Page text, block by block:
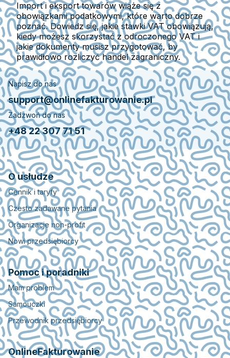
Import i eksport towarów wiąże się z
obowiązkami podatkowymi, które warto dobrze
poznać. Dowiedz się, jakie stawki VAT obowiązują,
kiedy możesz skorzystać z odroczonego VAT i
jakie dokumenty musisz przygotować, by
prawidłowo rozliczyć handel zagraniczny.
Napisz do nas
support@onlinefakturowanie.pl
Zadzwoń do nas
+48 22 307 71 51
O usłudze
Cennik i taryfy
Czesto zadawane pytania
Organizacje non-profit
Nowi przedsiębiorcy
Pomoc i poradniki
Mam problem
Samouczki
Przewodnik przedsiębiorcy
OnlineFakturowanie